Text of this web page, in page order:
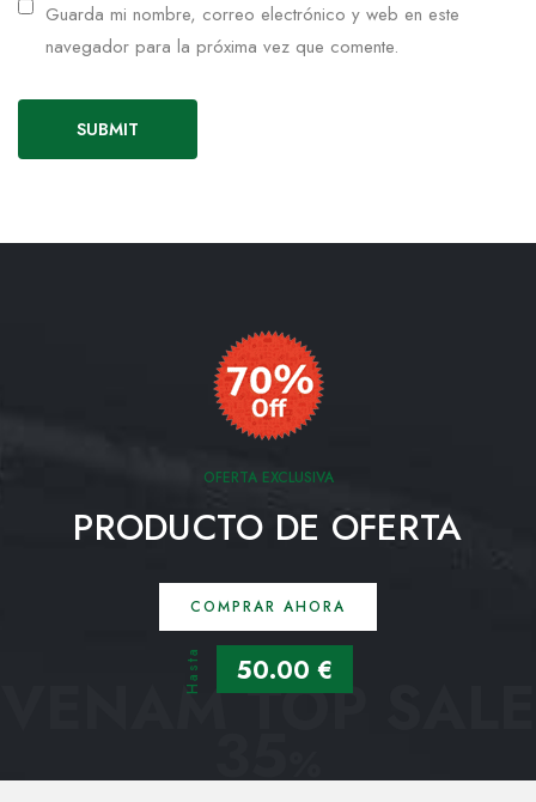
Guarda mi nombre, correo electrónico y web en este
navegador para la próxima vez que comente.
OFERTA EXCLUSIVA
PRODUCTO DE OFERTA
COMPRAR AHORA
Hasta 50.00 €
VENAM TOP SALE
35